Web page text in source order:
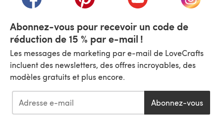
Abonnez-vous pour recevoir un code de
réduction de 15 % par e-mail !
Les messages de marketing par e-mail de LoveCrafts
incluent des newsletters, des offres incroyables, des
modèles gratuits et plus encore.
Abonnez-vous